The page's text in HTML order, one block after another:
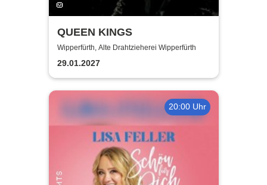
QUEEN KINGS
Wipperfürth, Alte Drahtzieherei Wipperfürth
29.01.2027
20:00 Uhr